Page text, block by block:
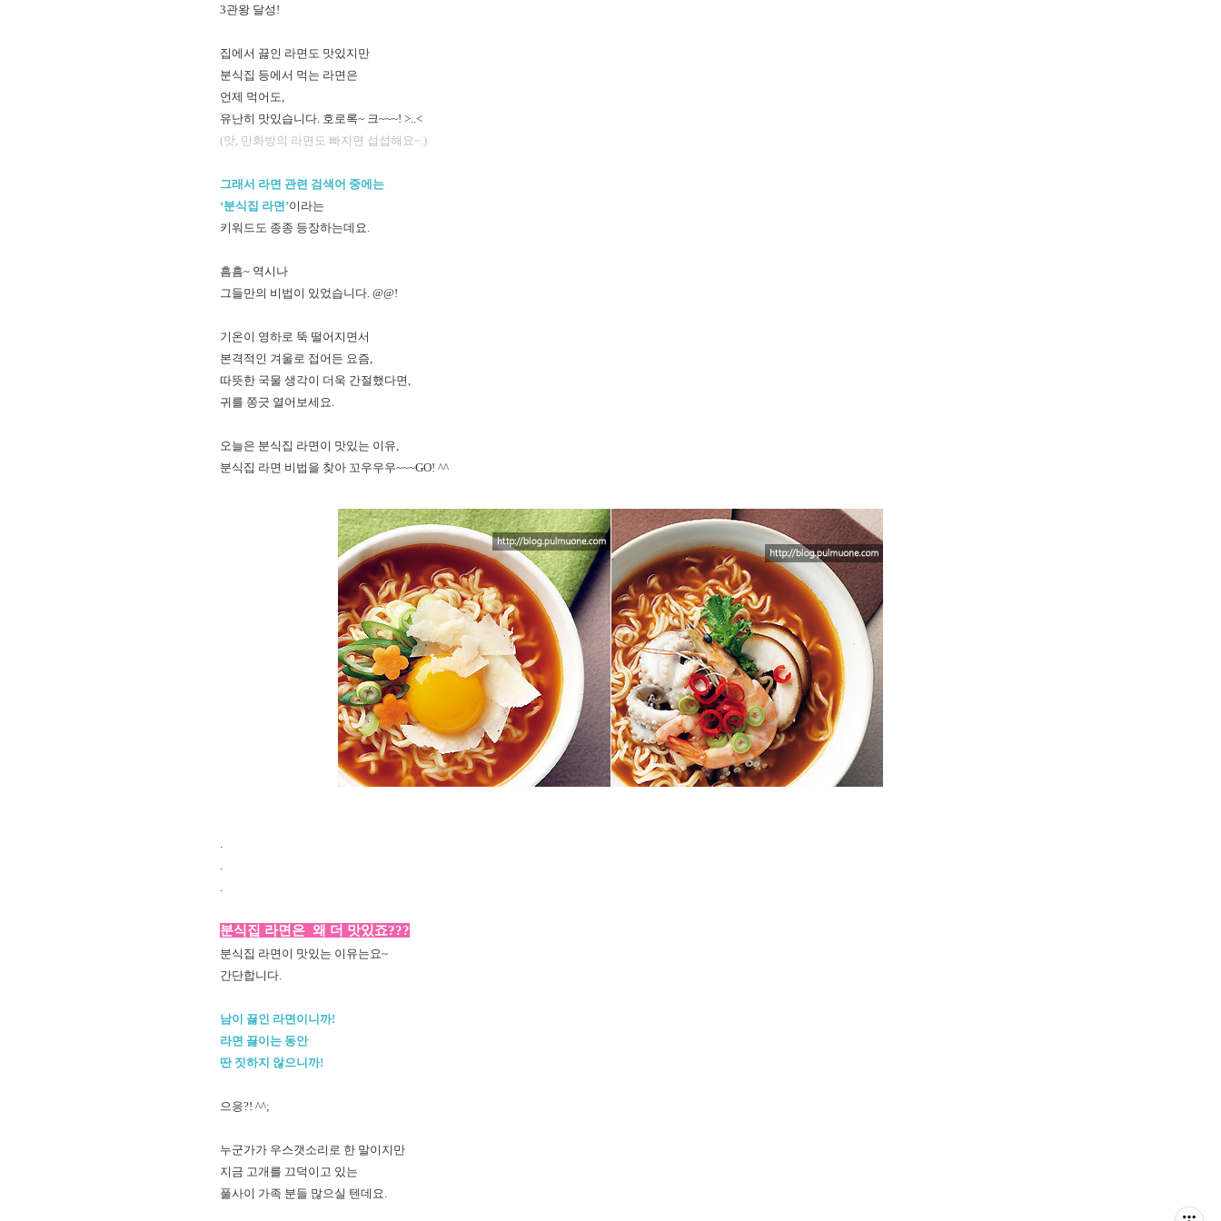
3관왕 달성!
집에서 끓인 라면도 맛있지만
분식집 등에서 먹는 라면은
언제 먹어도,
유난히 맛있습니다. 호로록~ 크~~~! >..<
(앗, 만화방의 라면도 빠지면 섭섭해요~.)
그래서 라면 관련 검색어 중에는
‘분식집 라면’이라는
키워드도 종종 등장하는데요.
흠흠~ 역시나
그들만의 비법이 있었습니다. @@!
기온이 영하로 뚝 떨어지면서
본격적인 겨울로 접어든 요즘,
따뜻한 국물 생각이 더욱 간절했다면,
귀를 쫑긋 열어보세요.
오늘은 분식집 라면이 맛있는 이유,
분식집 라면 비법을 찾아 꼬우우우~~~GO! ^^
분식집 라면은 왜 더 맛있죠???
분식집 라면이 맛있는 이유는요~
간단합니다.
남이 끓인 라면이니까!
라면 끓이는 동안
딴 짓하지 않으니까!
으응?! ^^;
누군가가 우스갯소리로 한 말이지만
지금 고개를 끄덕이고 있는
풀사이 가족 분들 많으실 텐데요.